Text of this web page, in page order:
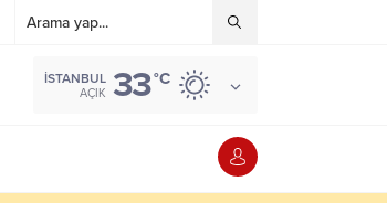
İSTANBUL
AÇIK 33°C